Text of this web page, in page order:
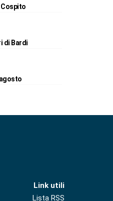
Cospito
di Bardi
Link utili
Lista RSS